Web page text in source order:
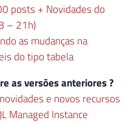
posts + Novidades do
– 21h)
as mudanças na
do tipo tabela
as versões anteriores ?
e novos recursos
Managed Instance